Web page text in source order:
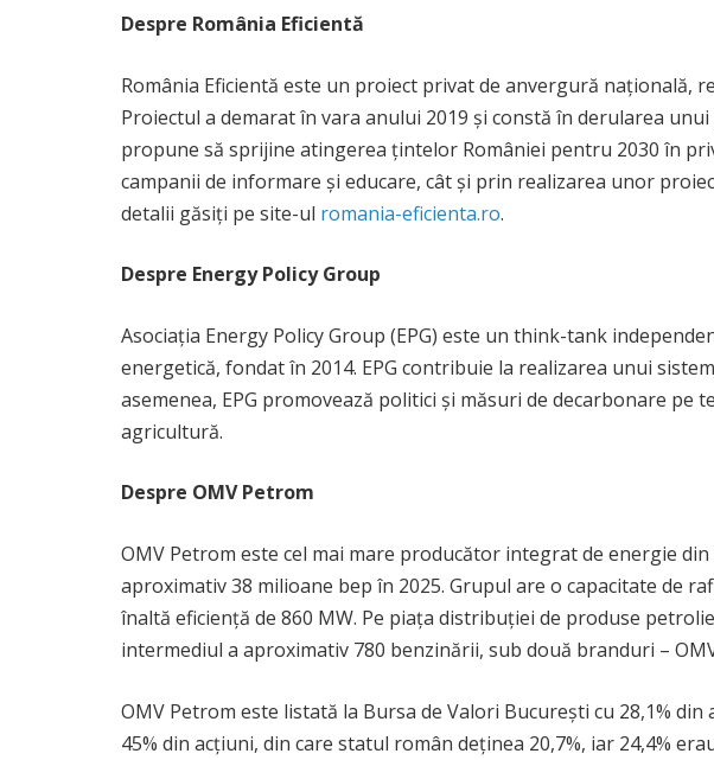
Despre România Eficientă
România Eficientă este un proiect privat de anvergură națională,
Proiectul a demarat în vara anului 2019 și constă în derularea
propune să sprijine atingerea țintelor României pentru 2030 în
campanii de informare și educare, cât și prin realizarea unor
detalii găsiți pe site-ul romania-eficienta.ro.
Despre Energy Policy Group
Asociația Energy Policy Group (EPG) este un think-tank
energetică, fondat în 2014. EPG contribuie la realizarea unui
asemenea, EPG promovează politici și măsuri de decarbonare
agricultură.
Despre OMV Petrom
OMV Petrom este cel mai mare producător integrat de energie
aproximativ 38 milioane bep în 2025. Grupul are o capacitate de
înaltă eficiență de 860 MW. Pe piața distribuției de produse
intermediul a aproximativ 780 benzinării, sub două branduri –
OMV Petrom este listată la Bursa de Valori București cu 28,1%
45% din acțiuni, din care statul român deținea 20,7%, iar 24,4%